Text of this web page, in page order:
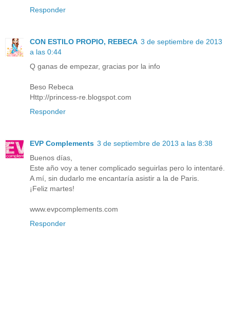
Responder
CON ESTILO PROPIO, REBECA 3 de septiembre de 2013
a las 0:44
Q ganas de empezar, gracias por la info
Beso Rebeca
Http://princess-re.blogspot.com
Responder
EVP Complements 3 de septiembre de 2013 a las 8:38
Buenos días,
Este año voy a tener complicado seguirlas pero lo intentaré.
A mí, sin dudarlo me encantaría asistir a la de Paris.
¡Feliz martes!
www.evpcomplements.com
Responder